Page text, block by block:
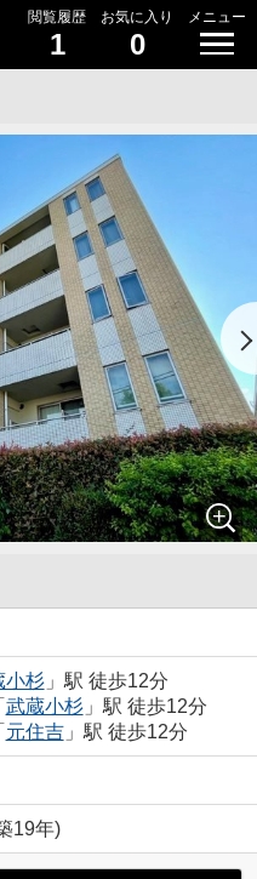
閲覧履歴
1
お気に入り
0
メニュー
小杉」駅 徒歩12分
武蔵小杉」駅 徒歩12分
元住吉」駅 徒歩12分
19年)